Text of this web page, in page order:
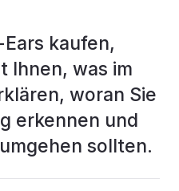
kaufen,
Ihnen, was im
woran Sie
erkennen und
sollten.